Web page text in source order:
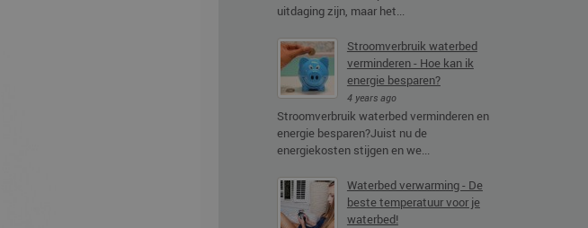
uitdaging zijn, maar het...
Stroomverbruik waterbed
verminderen - Hoe kan ik
energie besparen?
4 years ago
Stroomverbruik waterbed verminderen en
energie besparen?Juist nu de
energiekosten stijgen en we...
Waterbed verwarming - De
beste temperatuur voor je
waterbed!